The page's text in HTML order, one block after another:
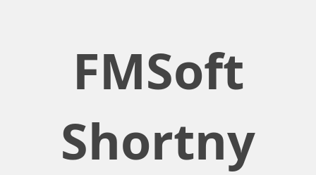
FMSoft
Shortny